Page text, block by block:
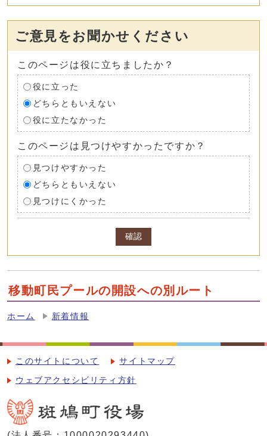
ご意見をお聞かせください
このページは役に立ちましたか？
役に立った
どちらともいえない
役に立たなかった
このページは見つけやすかったですか？
見つけやすかった
どちらともいえない
見つけにくかった
確認
移動町民プールの開設への別ルート
ホーム 新着情報
このサイトについて サイトマップ
ウェブアクセシビリティ方針